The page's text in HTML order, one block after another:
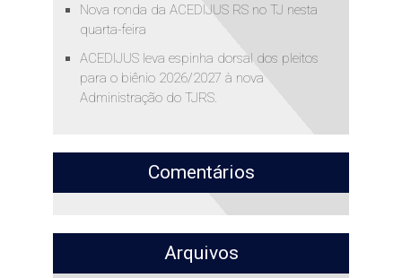
Nova ronda da ACEDIJUS RS no TJ nesta
quarta-feira
ACEDIJUS leva espinha dorsal dos pleitos
para o biênio 2026/2027 à nova
Administração do TJRS.
Comentários
Arquivos